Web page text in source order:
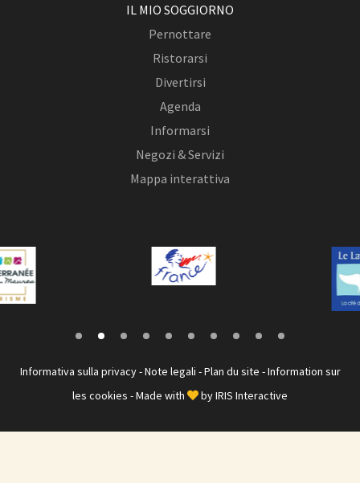
IL MIO SOGGIORNO
Pernottare
Ristorarsi
Divertirsi
Agenda
Informarsi
Negozi & Servizi
Mappa interattiva
Informativa sulla privacy-Note legali -Plan du site -Information sur
les cookies - Made with byIRIS Interactive